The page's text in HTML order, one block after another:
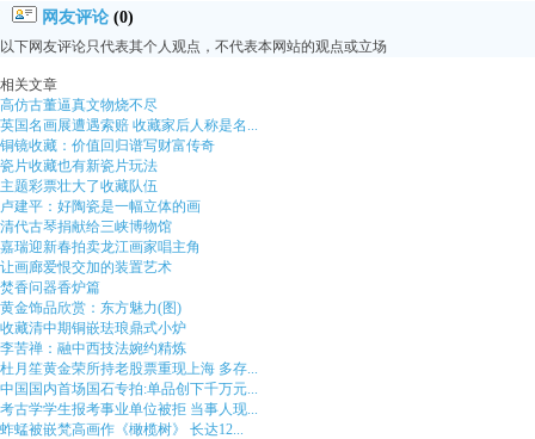
网友评论 (0)
以下网友评论只代表其个人观点，不代表本网站的观点或立场
相关文章
高仿古董逼真文物烧不尽
英国名画展遭遇索赔 收藏家后人称是名...
铜镜收藏：价值回归谱写财富传奇
瓷片收藏也有新瓷片玩法
主题彩票壮大了收藏队伍
卢建平：好陶瓷是一幅立体的画
清代古琴捐献给三峡博物馆
嘉瑞迎新春拍卖龙江画家唱主角
让画廊爱恨交加的装置艺术
焚香问器香炉篇
黄金饰品欣赏：东方魅力(图)
收藏清中期铜嵌珐琅鼎式小炉
李苦禅：融中西技法婉约精炼
杜月笙黄金荣所持老股票重现上海 多存...
中国国内首场国石专拍:单品创下千万元...
考古学学生报考事业单位被拒 当事人现...
蚱蜢被嵌梵高画作《橄榄树》 长达12...